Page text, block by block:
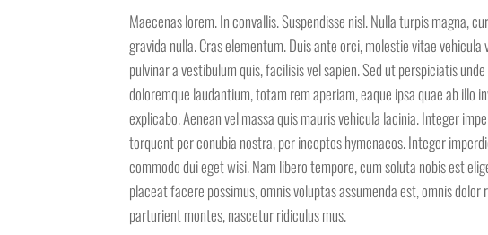
Maecenas lorem. In convallis. Suspendisse nisl. Nulla turpis magna,
gravida nulla. Cras elementum. Duis ante orci, molestie vitae
pulvinar a vestibulum quis, facilisis vel sapien. Sed ut perspiciatis
doloremque laudantium, totam rem aperiam, eaque ipsa quae ab
explicabo. Aenean vel massa quis mauris vehicula lacinia. Integer
torquent per conubia nostra, per inceptos hymenaeos. Integer
commodo dui eget wisi. Nam libero tempore, cum soluta nobis est
placeat facere possimus, omnis voluptas assumenda est, omnis
parturient montes, nascetur ridiculus mus.